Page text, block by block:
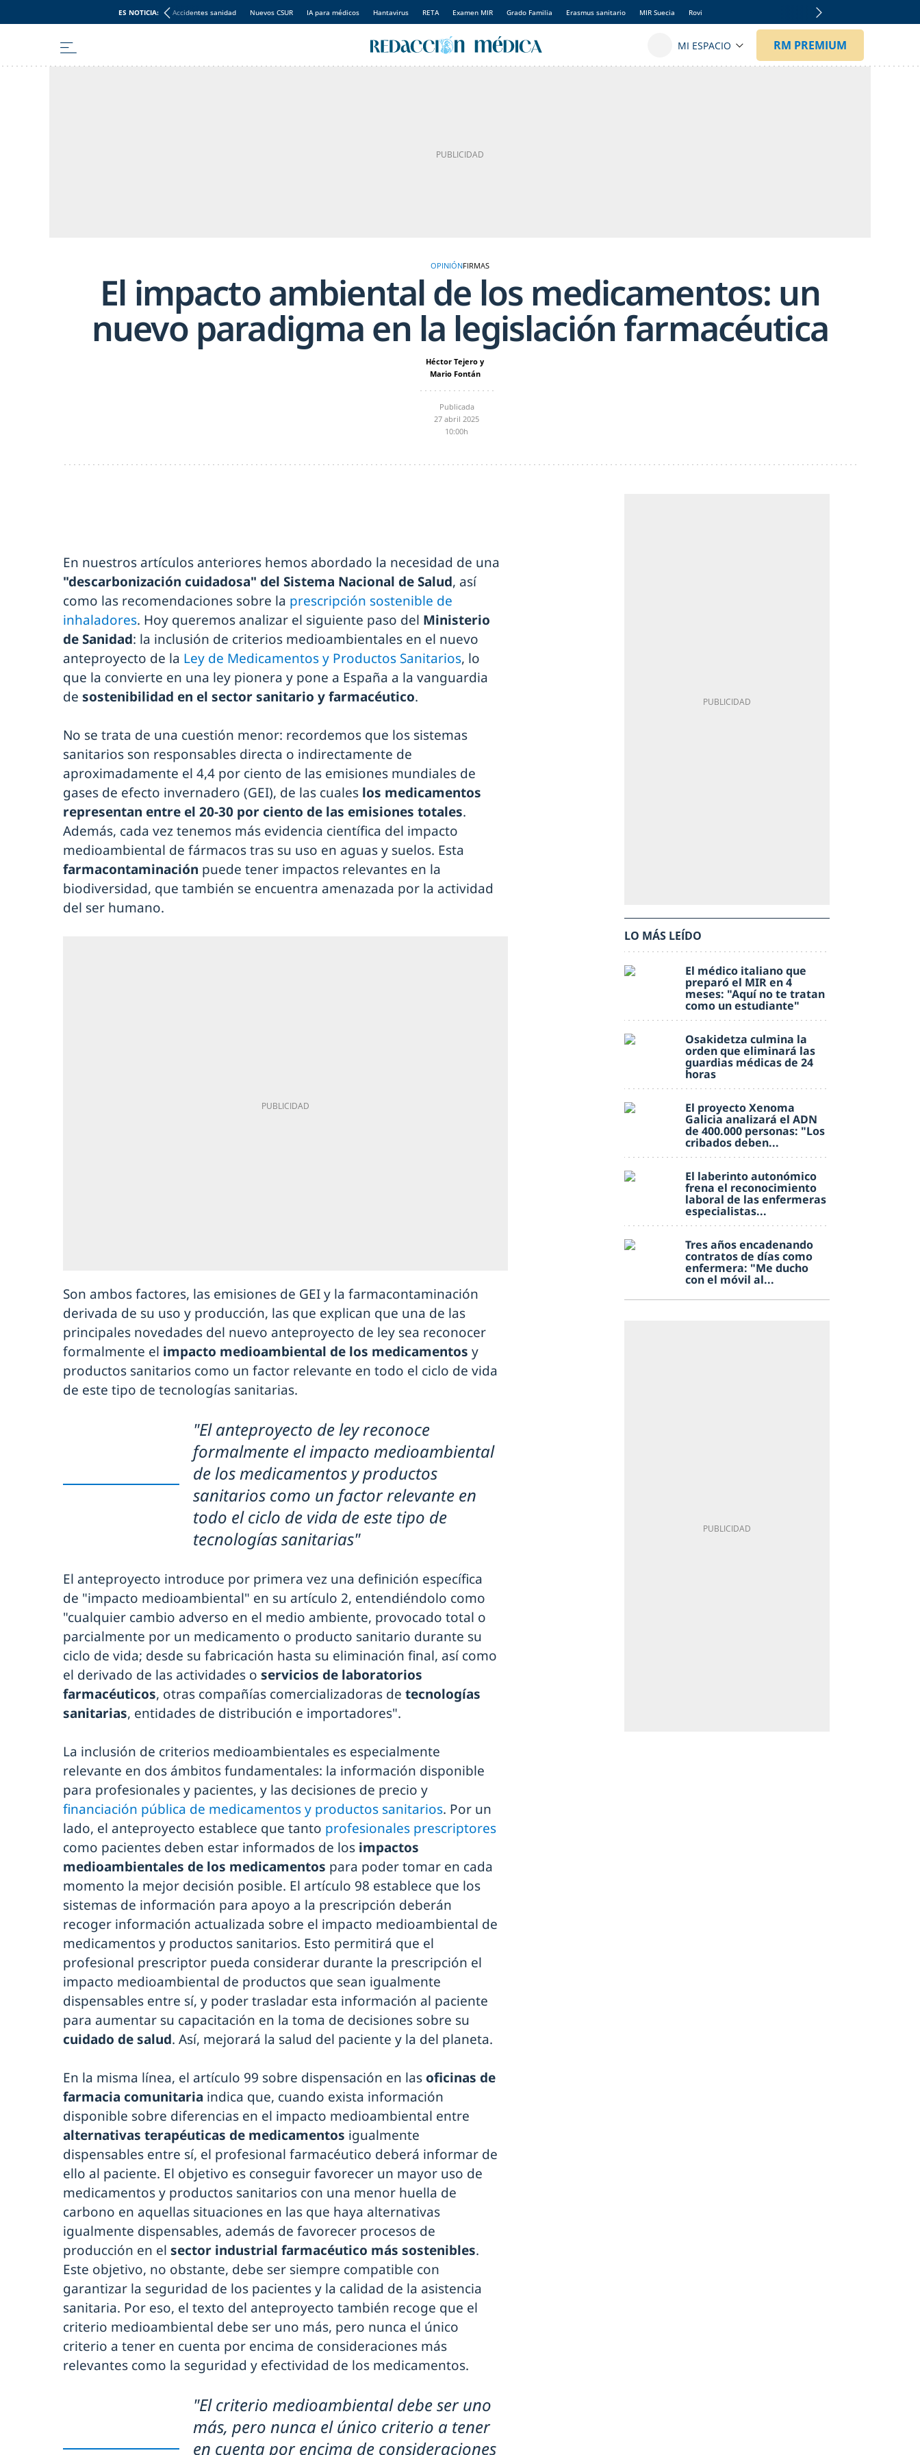
ES NOTICIA: Accidentes sanidad Nuevos CSUR IA para médicos Hantavirus RETA Examen MIR Grado Familia Erasmus sanitario MIR Suecia Rovi
OPINIÓNFIRMAS
El impacto ambiental de los medicamentos: un
nuevo paradigma en la legislación farmacéutica
Héctor Tejero y
Mario Fontán
Publicada
27 abril 2025
10:00h
En nuestros artículos anteriores hemos abordado la necesidad de una
"descarbonización cuidadosa" del Sistema Nacional de Salud, así
como las recomendaciones sobre la prescripción sostenible de
inhaladores. Hoy queremos analizar el siguiente paso del Ministerio
de Sanidad: la inclusión de criterios medioambientales en el nuevo
anteproyecto de la Ley de Medicamentos y Productos Sanitarios, lo
que la convierte en una ley pionera y pone a España a la vanguardia
de sostenibilidad en el sector sanitario y farmacéutico.
No se trata de una cuestión menor: recordemos que los sistemas
sanitarios son responsables directa o indirectamente de
aproximadamente el 4,4 por ciento de las emisiones mundiales de
gases de efecto invernadero (GEI), de las cuales los medicamentos
representan entre el 20-30 por ciento de las emisiones totales.
Además, cada vez tenemos más evidencia científica del impacto
medioambiental de fármacos tras su uso en aguas y suelos. Esta
farmacontaminación puede tener impactos relevantes en la
biodiversidad, que también se encuentra amenazada por la actividad
del ser humano.
Son ambos factores, las emisiones de GEI y la farmacontaminación
derivada de su uso y producción, las que explican que una de las
principales novedades del nuevo anteproyecto de ley sea reconocer
formalmente el impacto medioambiental de los medicamentos y
productos sanitarios como un factor relevante en todo el ciclo de vida
de este tipo de tecnologías sanitarias.
"El anteproyecto de ley reconoce
formalmente el impacto medioambiental
de los medicamentos y productos
sanitarios como un factor relevante en
todo el ciclo de vida de este tipo de
tecnologías sanitarias"
El anteproyecto introduce por primera vez una definición específica
de "impacto medioambiental" en su artículo 2, entendiéndolo como
"cualquier cambio adverso en el medio ambiente, provocado total o
parcialmente por un medicamento o producto sanitario durante su
ciclo de vida; desde su fabricación hasta su eliminación final, así como
el derivado de las actividades o servicios de laboratorios
farmacéuticos, otras compañías comercializadoras de tecnologías
sanitarias, entidades de distribución e importadores".
La inclusión de criterios medioambientales es especialmente
relevante en dos ámbitos fundamentales: la información disponible
para profesionales y pacientes, y las decisiones de precio y
financiación pública de medicamentos y productos sanitarios. Por un
lado, el anteproyecto establece que tanto profesionales prescriptores
como pacientes deben estar informados de los impactos
medioambientales de los medicamentos para poder tomar en cada
momento la mejor decisión posible. El artículo 98 establece que los
sistemas de información para apoyo a la prescripción deberán
recoger información actualizada sobre el impacto medioambiental de
medicamentos y productos sanitarios. Esto permitirá que el
profesional prescriptor pueda considerar durante la prescripción el
impacto medioambiental de productos que sean igualmente
dispensables entre sí, y poder trasladar esta información al paciente
para aumentar su capacitación en la toma de decisiones sobre su
cuidado de salud. Así, mejorará la salud del paciente y la del planeta.
En la misma línea, el artículo 99 sobre dispensación en las oficinas de
farmacia comunitaria indica que, cuando exista información
disponible sobre diferencias en el impacto medioambiental entre
alternativas terapéuticas de medicamentos igualmente
dispensables entre sí, el profesional farmacéutico deberá informar de
ello al paciente. El objetivo es conseguir favorecer un mayor uso de
medicamentos y productos sanitarios con una menor huella de
carbono en aquellas situaciones en las que haya alternativas
igualmente dispensables, además de favorecer procesos de
producción en el sector industrial farmacéutico más sostenibles.
Este objetivo, no obstante, debe ser siempre compatible con
garantizar la seguridad de los pacientes y la calidad de la asistencia
sanitaria. Por eso, el texto del anteproyecto también recoge que el
criterio medioambiental debe ser uno más, pero nunca el único
criterio a tener en cuenta por encima de consideraciones más
relevantes como la seguridad y efectividad de los medicamentos.
"El criterio medioambiental debe ser uno
más, pero nunca el único criterio a tener
en cuenta por encima de consideraciones
LO MÁS LEÍDO
El médico italiano que
preparó el MIR en 4
meses: "Aquí no te tratan
como un estudiante"
Osakidetza culmina la
orden que eliminará las
guardias médicas de 24
horas
El proyecto Xenoma
Galicia analizará el ADN
de 400.000 personas: "Los
cribados deben...
El laberinto autonómico
frena el reconocimiento
laboral de las enfermeras
especialistas...
Tres años encadenando
contratos de días como
enfermera: "Me ducho
con el móvil al...